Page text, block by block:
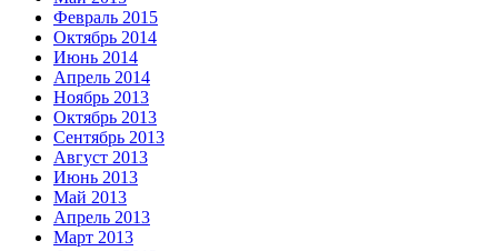
Февраль 2015
Октябрь 2014
Июнь 2014
Апрель 2014
Ноябрь 2013
Октябрь 2013
Сентябрь 2013
Август 2013
Июнь 2013
Май 2013
Апрель 2013
Март 2013